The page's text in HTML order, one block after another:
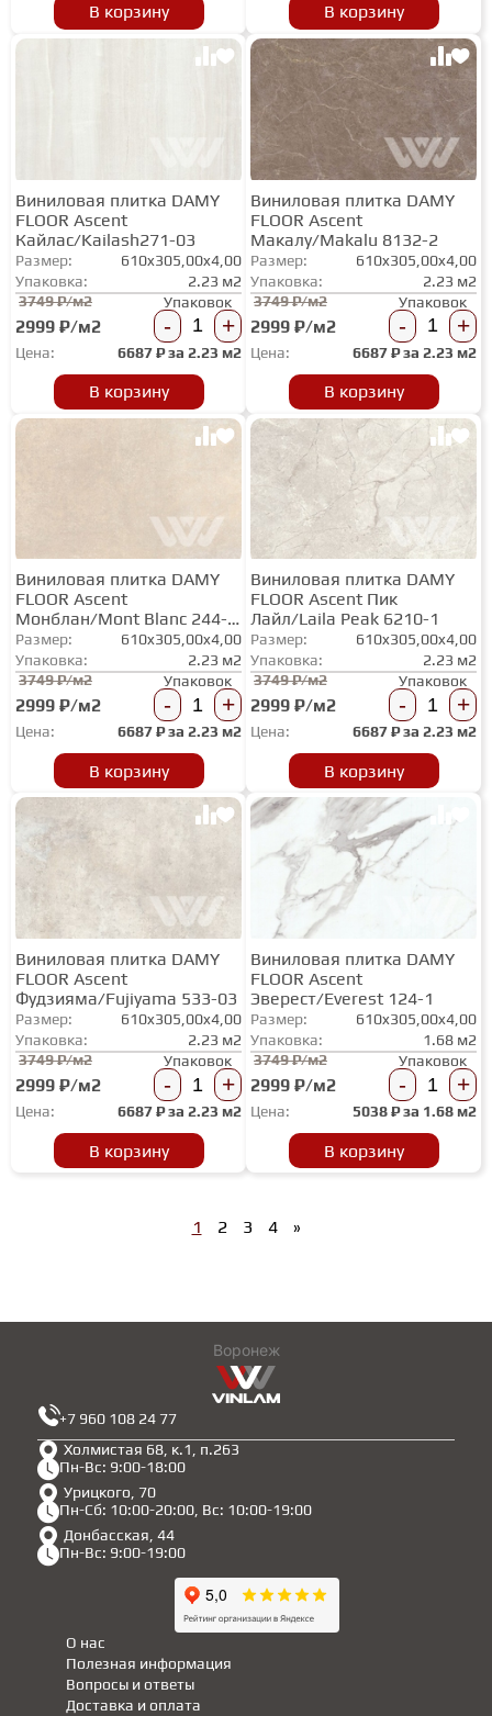
В корзину В корзину
Виниловая плитка DAMY
FLOOR Ascent
Кайлас/Kailash271-03
Размер:
610x305,00x4,00
Упаковка:
2.23 м2
3749 ₽/м2
2999 ₽/м2
Упаковок
- +
Цена: 6687₽ за 2.23 м2
В корзину
Виниловая плитка DAMY
FLOOR Ascent
Макалу/Makalu 8132-2
Размер:
610x305,00x4,00
Упаковка:
2.23 м2
3749 ₽/м2
2999 ₽/м2
Упаковок
- +
Цена: 6687₽ за 2.23 м2
В корзину
Виниловая плитка DAMY
FLOOR Ascent
Монблан/Mont Blanc 244-
06
Размер:
610x305,00x4,00
Упаковка:
2.23 м2
3749 ₽/м2
2999 ₽/м2
Упаковок
- +
Цена: 6687₽ за 2.23 м2
В корзину
Виниловая плитка DAMY
FLOOR Ascent Пик
Лайл/Laila Peak 6210-1
Размер:
610x305,00x4,00
Упаковка:
2.23 м2
3749 ₽/м2
2999 ₽/м2
Упаковок
- +
Цена: 6687₽ за 2.23 м2
В корзину
Виниловая плитка DAMY
FLOOR Ascent
Фудзияма/Fujiyama 533-03
Размер:
610x305,00x4,00
Упаковка:
2.23 м2
3749 ₽/м2
2999 ₽/м2
Упаковок
- +
Цена: 6687₽ за 2.23 м2
В корзину
Виниловая плитка DAMY
FLOOR Ascent
Эверест/Everest 124-1
Размер:
610x305,00x4,00
Упаковка:
1.68 м2
3749 ₽/м2
2999 ₽/м2
Упаковок
- +
Цена: 5038₽ за 1.68 м2
В корзину
1 2 3 4 »
Воронеж
Холмистая 68, к.1, п.263
Пн-Вс: 9:00-18:00
Урицкого, 70
Пн-Сб: 10:00-20:00, Вс: 10:00-19:00
Донбасская, 44
Пн-Вс: 9:00-19:00
+7 960 108 24 77
Полезная информация
Вопросы и ответы
Доставка и оплата
О нас